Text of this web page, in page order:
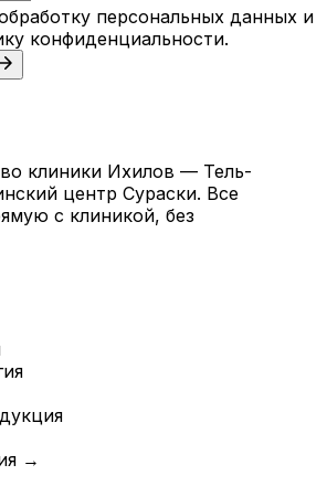
персональных данных и
конфиденциальности.
клиники Ихилов — Тель-
центр Сураски. Все
с клиникой, без
→